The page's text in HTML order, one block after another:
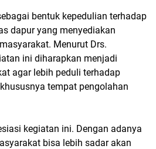
bentuk kepedulian terhadap
dapur yang menyediakan
Menurut Drs.
ini diharapkan menjadi
agar lebih peduli terhadap
tempat pengolahan
kegiatan ini. Dengan adanya
bisa lebih sadar akan